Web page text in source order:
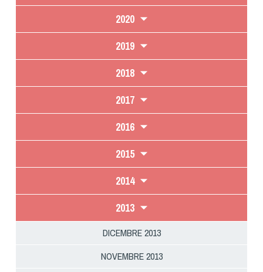
2020
2019
2018
2017
2016
2015
2014
2013
DICEMBRE 2013
NOVEMBRE 2013